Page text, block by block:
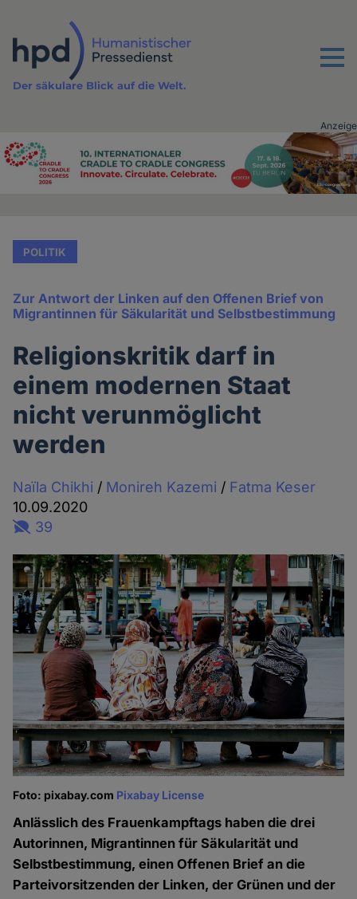
Inhalt
Menu
Der säkulare Blick auf die Welt.
Advertising
Anzeige
POLITIK
Zur Antwort der Linken auf den Offenen Brief von
Migrantinnen für Säkularität und Selbstbestimmung
Religionskritik darf in
einem modernen Staat
nicht verunmöglicht
werden
Naïla Chikhi / Monireh Kazemi / Fatma Keser
10.09.2020
39
Foto: pixabay.com Pixabay License
Anlässlich des Frauenkampftags haben die drei
Autorinnen, Migrantinnen für Säkularität und
Selbstbestimmung, einen Offenen Brief an die
Parteivorsitzenden der Linken, der Grünen und der